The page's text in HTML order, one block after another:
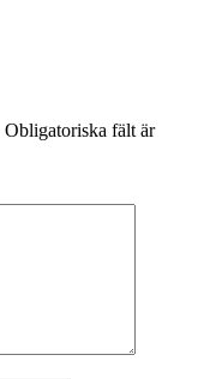
Obligatoriska fält är